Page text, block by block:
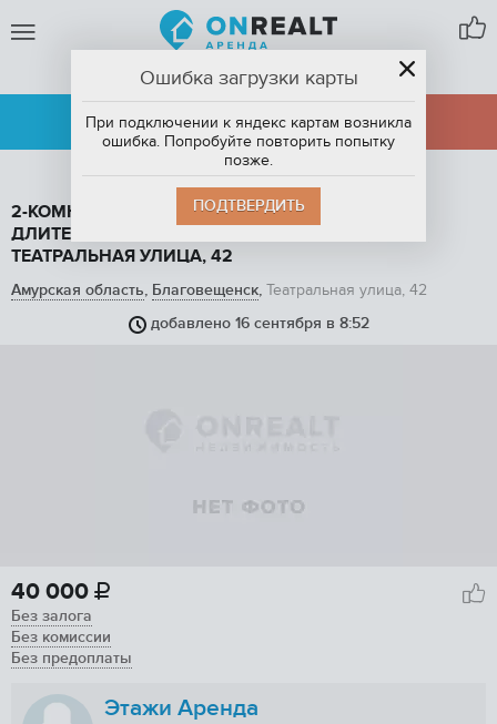
БЛАГОВЕЩЕНСК
АРЕНДА
ПРОДАЖА
2-КОМНАТНАЯ КВАРТИРА, 42 М2, В АРЕНДУ НА
ДЛИТЕЛЬНЫЙ СРОК В БЛАГОВЕЩЕНСКЕ,
ТЕАТРАЛЬНАЯ УЛИЦА, 42
Амурская область, Благовещенск, Театральная улица, 42
добавлено 16 сентября в 8:52
40 000 
Без залога
Без комиссии
Без предоплаты
Этажи Аренда
Ошибка загрузки карты
При подключении к яндекс картам возникла
ошибка. Попробуйте повторить попытку
позже.
ПОДТВЕРДИТЬ